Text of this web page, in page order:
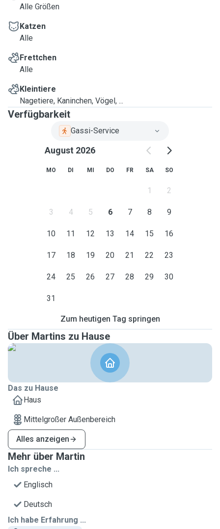
Alle Größen
Katzen
Alle
Frettchen
Alle
Kleintiere
Nagetiere, Kaninchen, Vögel, ...
Verfügbarkeit
Gassi-Service
August 2026
MO DI MI DO FR SA SO
1 2
3 4 5 6 7 8 9
10 11 12 13 14 15 16
17 18 19 20 21 22 23
24 25 26 27 28 29 30
31
Zum heutigen Tag springen
Über Martins zu Hause
Das zu Hause
Haus
Mittelgroßer Außenbereich
Alles anzeigen
Mehr über Martin
Ich spreche ...
Englisch
Deutsch
Ich habe Erfahrung ...